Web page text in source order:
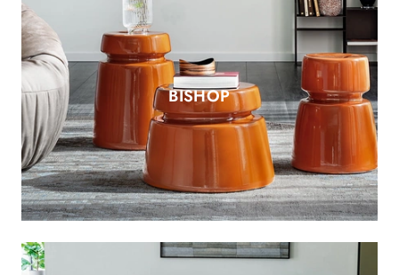
BISHOP